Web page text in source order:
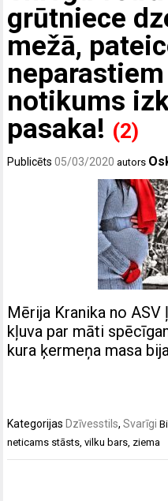
grūtniece
mežā,
notikums
pasaka! (2)
Publicēts05/03/2020 autors
Mērija Kranika no
kļuva par māti
kura ķermeņa masa
Kategorijas Dzīvesstils,Svarīgi
neticams stāsts,vilku bars, ziema